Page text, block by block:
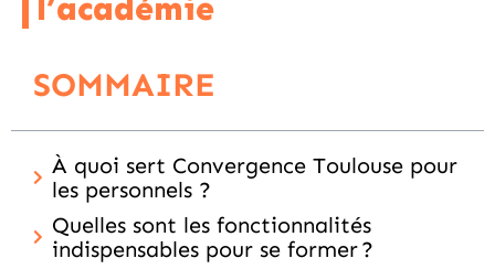
l’académie
SOMMAIRE
À quoi sert Convergence Toulouse pour
les personnels ?
Quelles sont les fonctionnalités
indispensables pour se former ?